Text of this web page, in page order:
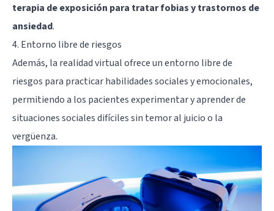
terapia de exposición para tratar fobias y trastornos de
ansiedad.
4. Entorno libre de riesgos
Además, la realidad virtual ofrece un entorno libre de
riesgos para practicar habilidades sociales y emocionales,
permitiendo a los pacientes experimentar y aprender de
situaciones sociales difíciles sin temor al juicio o la
vergüenza.